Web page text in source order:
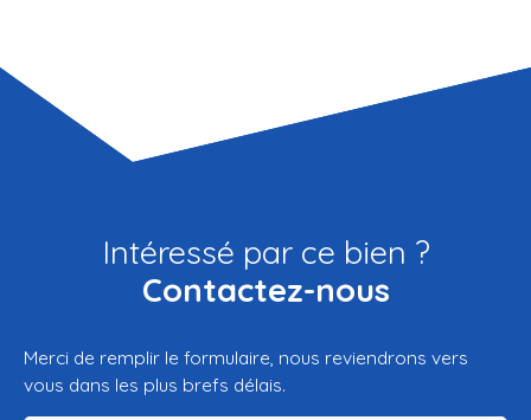
Intéressé par ce bien ?
Contactez-nous
Merci de remplir le formulaire, nous reviendrons vers
vous dans les plus brefs délais.